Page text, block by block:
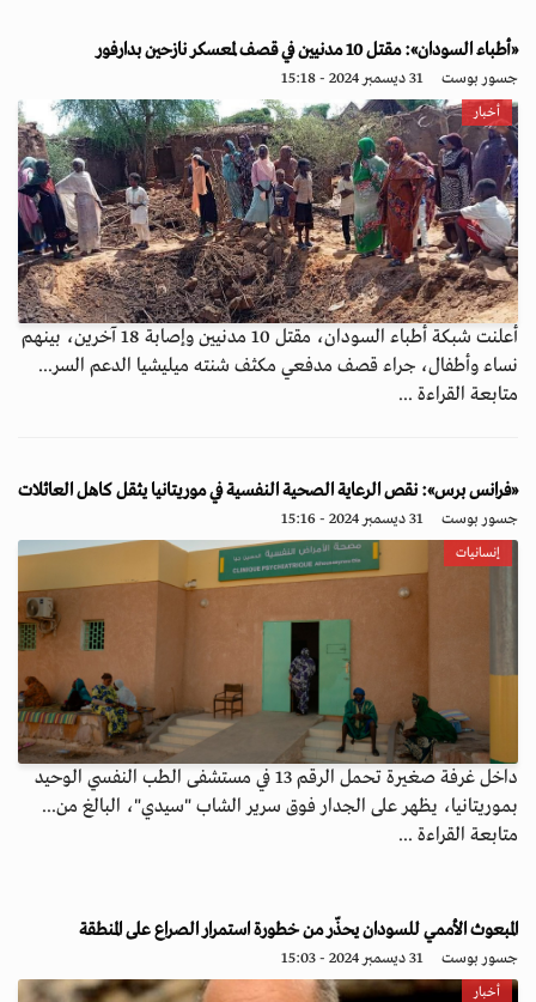
«أطباء السودان»: مقتل 10 مدنيين في قصف لمعسكر نازحين بدارفور
جسور بوست 31 ديسمبر 2024 - 15:18
أخبار
أعلنت شبكة أطباء السودان، مقتل 10 مدنيين وإصابة 18 آخرين، بينهم
نساء وأطفال، جراء قصف مدفعي مكثف شنته ميليشيا الدعم السر...
متابعة القراءة ...
«فرانس برس»: نقص الرعاية الصحية النفسية في موريتانيا يثقل كاهل العائلات
جسور بوست 31 ديسمبر 2024 - 15:16
إنسانيات
داخل غرفة صغيرة تحمل الرقم 13 في مستشفى الطب النفسي الوحيد
بموريتانيا، يظهر على الجدار فوق سرير الشاب "سيدي"، البالغ من...
متابعة القراءة ...
المبعوث الأممي للسودان يحذّر من خطورة استمرار الصراع على المنطقة
جسور بوست 31 ديسمبر 2024 - 15:03
أخبار